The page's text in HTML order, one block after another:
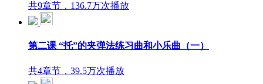
共9章节，136.7万次播放
第二课 “托”的夹弹法练习曲和小乐曲（一）
共4章节，39.5万次播放